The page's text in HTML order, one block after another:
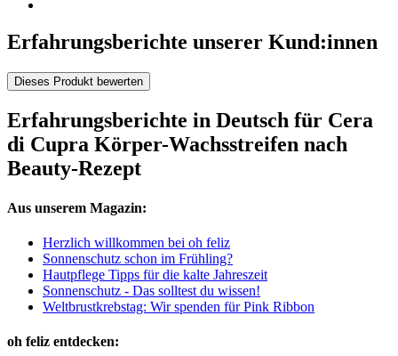
Erfahrungsberichte unserer Kund:innen
Dieses Produkt bewerten
Erfahrungsberichte in Deutsch für Cera
di Cupra Körper-Wachsstreifen nach
Beauty-Rezept
Aus unserem Magazin:
Herzlich willkommen bei oh feliz
Sonnenschutz schon im Frühling?
Hautpflege Tipps für die kalte Jahreszeit
Sonnenschutz - Das solltest du wissen!
Weltbrustkrebstag: Wir spenden für Pink Ribbon
oh feliz entdecken: